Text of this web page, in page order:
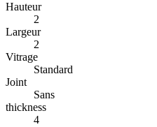
Hauteur
2
Largeur
2
Vitrage
Standard
Joint
Sans
thickness
4